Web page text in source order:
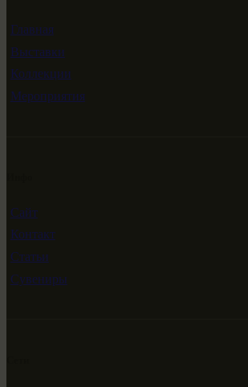
Главная
Выставки
Коллекции
Мероприятия
Сайт
Контакт
Статьи
Сувениры